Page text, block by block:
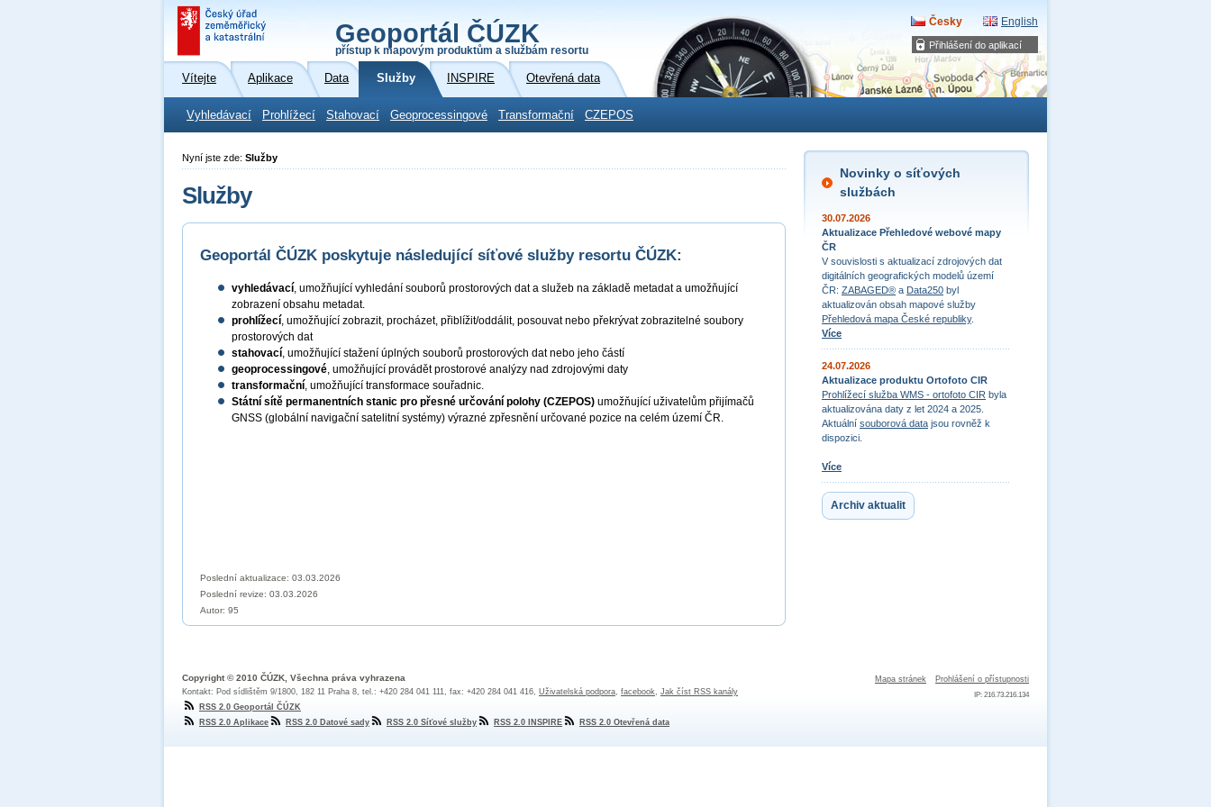
Přihlášení do aplikací
Geoportál ČÚZK
přístup k mapovým produktům a službám resortu
Česky English
Vítejte Aplikace Data Služby INSPIRE Otevřená data
Vyhledávací Prohlížecí Stahovací Geoprocessingové Transformační CZEPOS
Novinky o síťových
službách
30.07.2026
Aktualizace Přehledové webové mapy
ČR
V souvislosti s aktualizací zdrojových dat
digitálních geografických modelů území
ČR: ZABAGED® a Data250 byl
aktualizován obsah mapové služby
Přehledová mapa České republiky.
Více
24.07.2026
Aktualizace produktu Ortofoto CIR
Prohlížecí služba WMS - ortofoto CIR byla
aktualizována daty z let 2024 a 2025.
Aktuální souborová data jsou rovněž k
dispozici.
Více
Archiv aktualit
Nyní jste zde: Služby
Služby
Geoportál ČÚZK poskytuje následující síťové služby resortu ČÚZK:
vyhledávací, umožňující vyhledání souborů prostorových dat a služeb na základě metadat a umožňující
zobrazení obsahu metadat.
prohlížecí, umožňující zobrazit, procházet, přiblížit/oddálit, posouvat nebo překrývat zobrazitelné soubory
prostorových dat
stahovací, umožňující stažení úplných souborů prostorových dat nebo jeho částí
geoprocessingové, umožňující provádět prostorové analýzy nad zdrojovými daty
transformační, umožňující transformace souřadnic.
Státní sítě permanentních stanic pro přesné určování polohy (CZEPOS) umožňující uživatelům přijímačů
GNSS (globální navigační satelitní systémy) výrazné zpřesnění určované pozice na celém území ČR.
Poslední aktualizace: 03.03.2026
Poslední revize: 03.03.2026
Autor: 95
Mapa stránek Prohlášení o přístupnosti
IP: 216.73.216.134
Copyright © 2010 ČÚZK, Všechna práva vyhrazena
Kontakt: Pod sídlištěm 9/1800, 182 11 Praha 8, tel.: +420 284 041 111, fax: +420 284 041 416, Uživatelská podpora, facebook, Jak číst RSS kanály
RSS 2.0 Geoportál ČÚZK
RSS 2.0 Aplikace
RSS 2.0 Datové sady RSS 2.0 Síťové služby RSS 2.0 INSPIRE RSS 2.0 Otevřená data